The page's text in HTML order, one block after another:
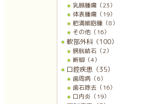
乳腺腫瘍（23）
体表腫瘍（19）
肥満細胞腫（8）
その他（16）
軟部外科（100）
膀胱結石（2）
断脚（4）
口腔疾患（35）
歯周病（6）
歯石除去（16）
口内炎（19）